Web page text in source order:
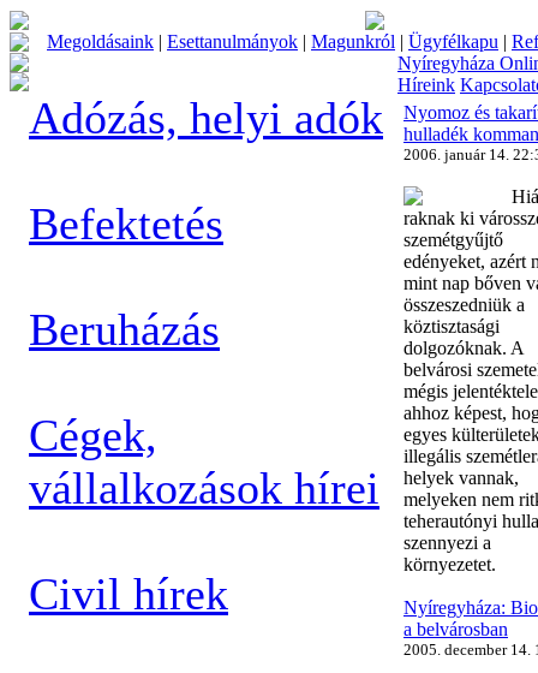
Megoldásaink | Esettanulmányok | Magunkról | Ügyfélkapu |
Adózás, helyi adók
Befektetés
Beruházás
Cégek,
vállalkozások hírei
Civil hírek
Nyíregyháza
Híreink
Nyomoz és
hulladék
2006. január 14.
raknak ki
szemétgyűjtő
edényeket, azért
mint nap bőven
összeszedniük a
köztisztasági
dolgozóknak. A
belvárosi
mégis
ahhoz képest,
egyes
illegális
helyek vannak,
melyeken nem
teherautónyi
szennyezi a
környezetet.
Nyíregyháza:
a belvárosban
2005. december 14.